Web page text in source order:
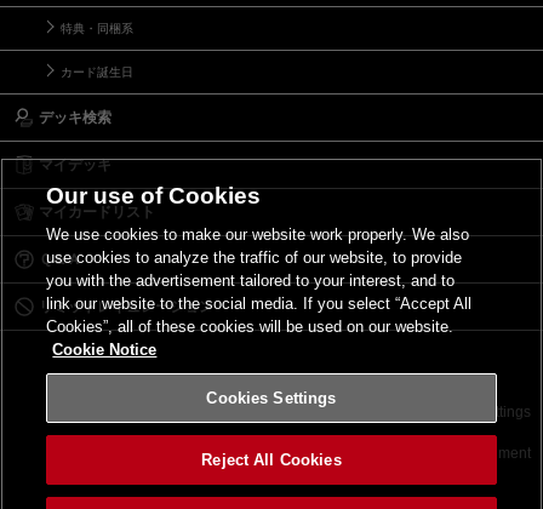
特典・同梱系
カード誕生日
デッキ検索
マイデッキ
マイカードリスト
Ｑ＆Ａ
リミットレギュレーション
サイトポリシー Cookies Settings
©2026 Konami Digital Entertainment
Our use of Cookies
We use cookies to make our website work properly. We also
use cookies to analyze the traffic of our website, to provide
you with the advertisement tailored to your interest, and to
link our website to the social media. If you select “Accept All
Cookies”, all of these cookies will be used on our website.
Cookie Notice
Cookies Settings
Reject All Cookies